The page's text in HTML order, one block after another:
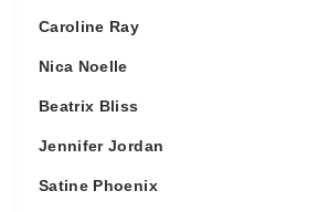
Caroline Ray
Nica Noelle
Beatrix Bliss
Jennifer Jordan
Satine Phoenix